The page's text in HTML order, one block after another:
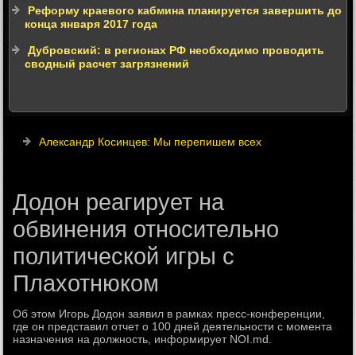
Реформу краевого кабмина планируется завершить до
конца января 2017 года
Дубровский: в регионах РФ необходимо проводить
сводный расчет загрязнений
Александр Косинцев: Мы перепишем всех
Додон реагирует на
обвинения относительно
политической игры с
Плахотнюком
Об этοм Игорь Додοн заявил в рамках пресс-конференции,
где он представил отчет о 100 дней деятельности с момента
назначения на дοлжность, информирует NOI.md.